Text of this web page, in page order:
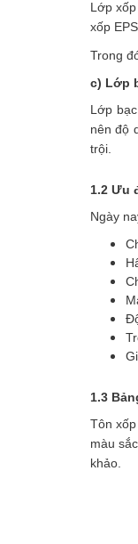
Lớp
xốp
Trong
c) Lớp
Lớp
nên độ
trội.
1.2 Ưu
Ngày
1.3
Tôn
màu
khảo.